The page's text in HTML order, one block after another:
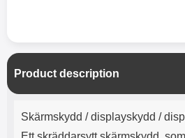
Product description
Product description
Skärmskydd / displayskydd /